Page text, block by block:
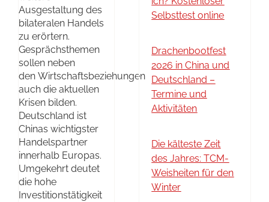
Ausgestaltung des
bilateralen Handels
zu erörtern.
Gesprächsthemen
sollen neben
den Wirtschaftsbeziehungen
auch die aktuellen
Krisen bilden.
Deutschland ist
Chinas wichtigster
Handelspartner
innerhalb Europas.
Umgekehrt deutet
die hohe
Investitionstätigkeit
Selbsttest online
Drachenbootfest
2026 in China und
Deutschland –
Termine und
Aktivitäten
Die kälteste Zeit
des Jahres: TCM-
Weisheiten für den
Winter